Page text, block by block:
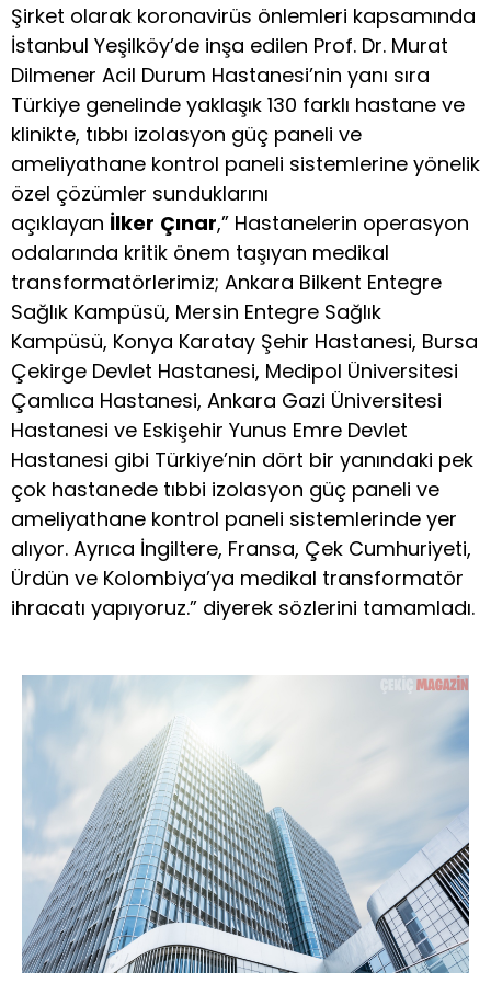
Şirket olarak koronavirüs önlemleri kapsamında
İstanbul Yeşilköy’de inşa edilen Prof. Dr. Murat
Dilmener Acil Durum Hastanesi’nin yanı sıra
Türkiye genelinde yaklaşık 130 farklı hastane ve
klinikte, tıbbı izolasyon güç paneli ve
ameliyathane kontrol paneli sistemlerine yönelik
özel çözümler sunduklarını
açıklayan İlker Çınar,” Hastanelerin operasyon
odalarında kritik önem taşıyan medikal
transformatörlerimiz; Ankara Bilkent Entegre
Sağlık Kampüsü, Mersin Entegre Sağlık
Kampüsü, Konya Karatay Şehir Hastanesi, Bursa
Çekirge Devlet Hastanesi, Medipol Üniversitesi
Çamlıca Hastanesi, Ankara Gazi Üniversitesi
Hastanesi ve Eskişehir Yunus Emre Devlet
Hastanesi gibi Türkiye’nin dört bir yanındaki pek
çok hastanede tıbbi izolasyon güç paneli ve
ameliyathane kontrol paneli sistemlerinde yer
alıyor. Ayrıca İngiltere, Fransa, Çek Cumhuriyeti,
Ürdün ve Kolombiya’ya medikal transformatör
ihracatı yapıyoruz.” diyerek sözlerini tamamladı.